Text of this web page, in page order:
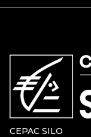
CEPAC SILO